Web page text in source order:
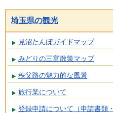
埼玉県の観光
見沼たんぼガイドマップ
みどりの三富散策マップ
秩父路の魅力的な風景
旅行業について
登録申請について（申請書類